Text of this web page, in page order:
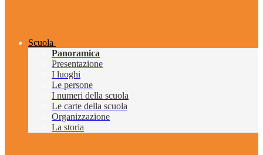
Scuola
Panoramica
Presentazione
I luoghi
Le persone
I numeri della scuola
Le carte della scuola
Organizzazione
La storia